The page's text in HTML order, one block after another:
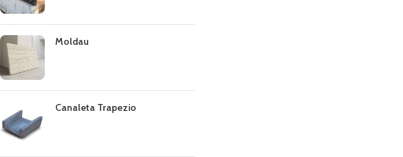
Moldau
Canaleta Trapezio